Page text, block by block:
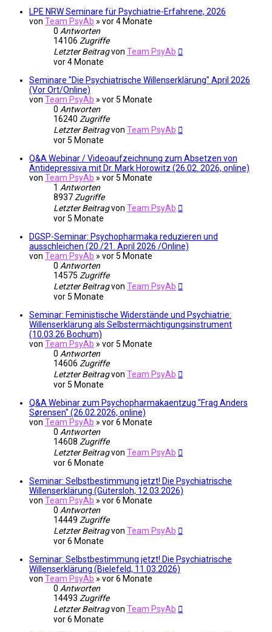
LPE NRW Seminare für Psychiatrie-Erfahrene, 2026
von Team PsyAb » vor 4 Monate
0 Antworten
14106 Zugriffe
Letzter Beitragvon Team PsyAb
vor 4 Monate
Seminare "Die Psychiatrische Willenserklärung" April 2026
(Vor Ort/Online)
von Team PsyAb » vor 5 Monate
0 Antworten
16240 Zugriffe
Letzter Beitragvon Team PsyAb
vor 5 Monate
Q&A Webinar / Videoaufzeichnung zum Absetzen von
Antidepressiva mit Dr. Mark Horowitz (26.02. 2026, online)
von Team PsyAb » vor 5 Monate
1 Antworten
8937 Zugriffe
Letzter Beitragvon Team PsyAb
vor 5 Monate
DGSP-Seminar: Psychopharmaka reduzieren und
ausschleichen (20./21. April 2026 /Online)
von Team PsyAb » vor 5 Monate
0 Antworten
14575 Zugriffe
Letzter Beitragvon Team PsyAb
vor 5 Monate
Seminar: Feministische Widerstände und Psychiatrie:
Willenserklärung als Selbstermächtigungsinstrument
(10.03.26 Bochum)
von Team PsyAb » vor 5 Monate
0 Antworten
14606 Zugriffe
Letzter Beitragvon Team PsyAb
vor 5 Monate
Q&A Webinar zum Psychopharmakaentzug "Frag Anders
Sørensen" (26.02.2026, online)
von Team PsyAb » vor 6 Monate
0 Antworten
14608 Zugriffe
Letzter Beitragvon Team PsyAb
vor 6 Monate
Seminar: Selbstbestimmung jetzt! Die Psychiatrische
Willenserklärung (Gütersloh, 12.03.2026)
von Team PsyAb » vor 6 Monate
0 Antworten
14449 Zugriffe
Letzter Beitragvon Team PsyAb
vor 6 Monate
Seminar: Selbstbestimmung jetzt! Die Psychiatrische
Willenserklärung (Bielefeld, 11.03.2026)
von Team PsyAb » vor 6 Monate
0 Antworten
14493 Zugriffe
Letzter Beitragvon Team PsyAb
vor 6 Monate